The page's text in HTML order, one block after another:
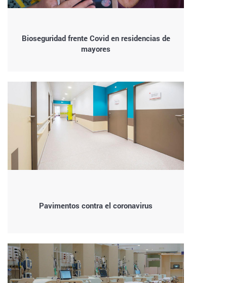
Bioseguridad frente Covid en residencias de
mayores
Pavimentos contra el coronavirus